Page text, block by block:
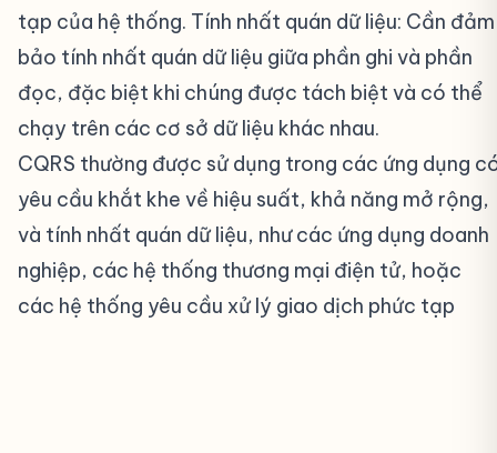
tạp của hệ thống. Tính nhất quán dữ liệu: Cần đảm
bảo tính nhất quán dữ liệu giữa phần ghi và phần
đọc, đặc biệt khi chúng được tách biệt và có thể
chạy trên các cơ sở dữ liệu khác nhau.
CQRS thường được sử dụng trong các ứng dụng
yêu cầu khắt khe về hiệu suất, khả năng mở rộng,
và tính nhất quán dữ liệu, như các ứng dụng doanh
nghiệp, các hệ thống thương mại điện tử, hoặc
các hệ thống yêu cầu xử lý giao dịch phức tạp